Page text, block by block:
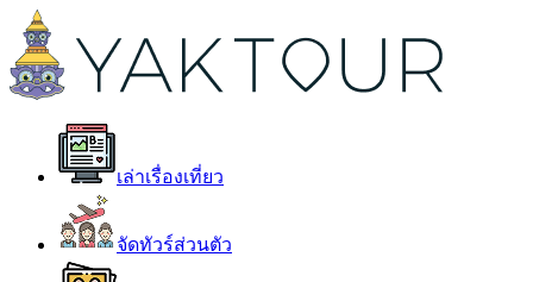
เล่าเรื่องเที่ยว
จัดทัวร์ส่วนตัว